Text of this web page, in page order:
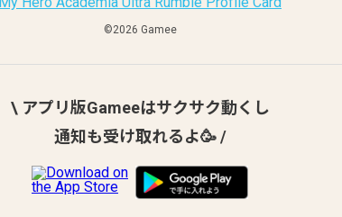
©︎2026 Gamee
\ アプリ版Gameeはサクサク動くし
通知も受け取れるよ🥳 /